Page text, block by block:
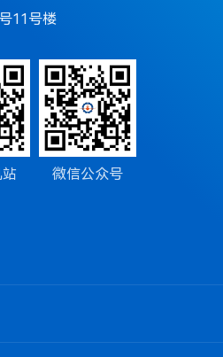
11号楼
站 微信公众号